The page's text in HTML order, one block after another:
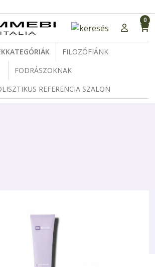
FILOZÓFIÁNK
FODRÁSZOKNAK
REFERENCIA SZALON
0